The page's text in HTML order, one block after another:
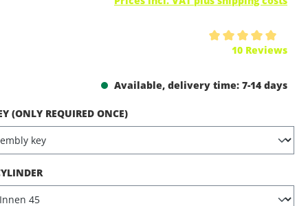
10 Reviews
Available, delivery time: 7-14 days
(ONLY REQUIRED ONCE)